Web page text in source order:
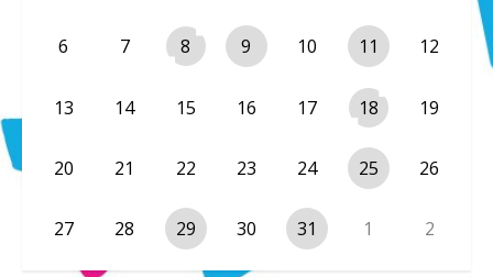
6 7 8 9 10 11 12
13 14 15 16 17 18 19
20 21 22 23 24 25 26
27 28 29 30 31 1 2